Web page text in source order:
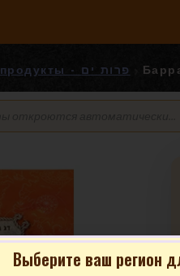
Морепродукты - פרות ים
Выберите ваш регион